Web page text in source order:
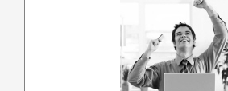
Temps
P
riorités
Stress
Adapter